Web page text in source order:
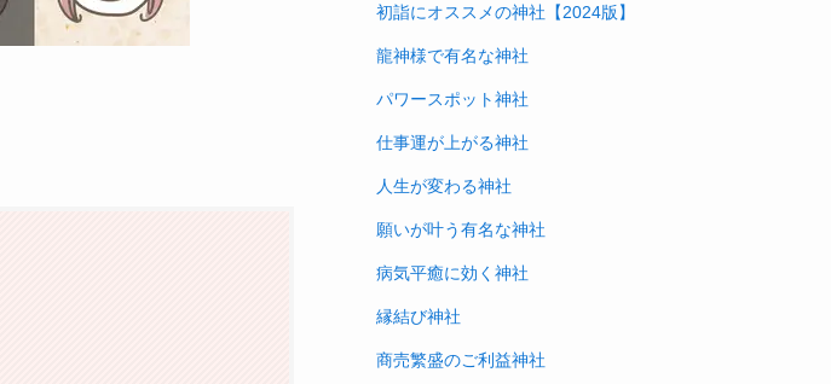
初詣にオススメの神社【2024版】
龍神様で有名な神社
パワースポット神社
仕事運が上がる神社
人生が変わる神社
願いが叶う有名な神社
病気平癒に効く神社
縁結び神社
商売繁盛のご利益神社